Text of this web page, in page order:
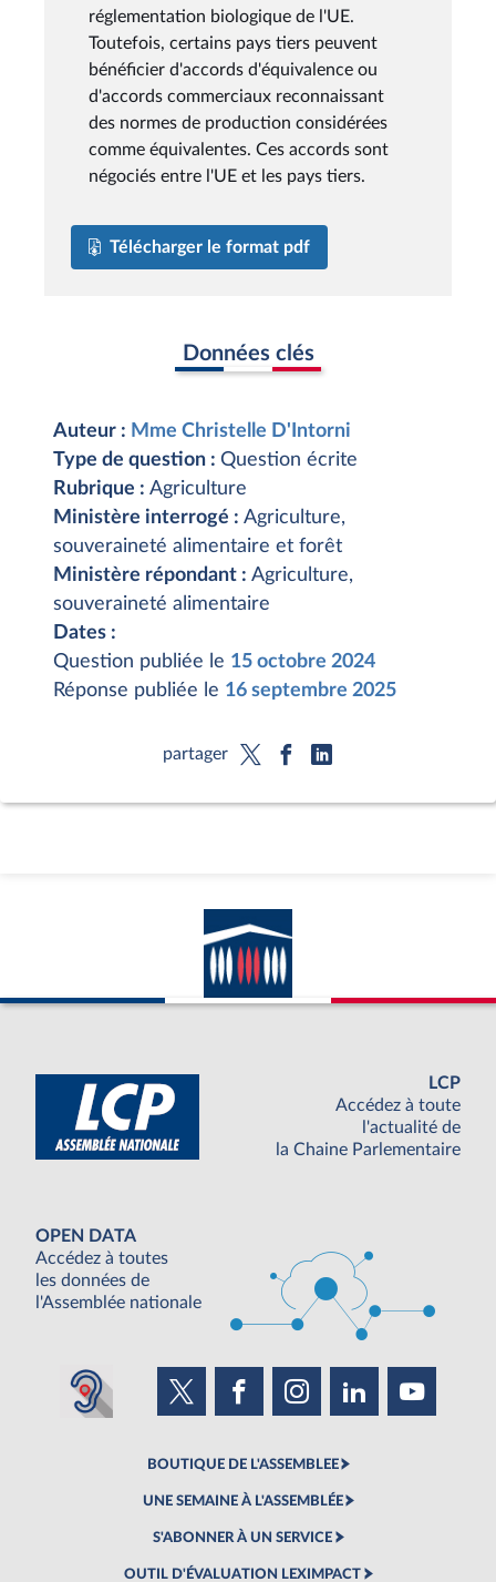
réglementation biologique de l'UE.
Toutefois, certains pays tiers peuvent
bénéficier d'accords d'équivalence ou
d'accords commerciaux reconnaissant
des normes de production considérées
comme équivalentes. Ces accords sont
négociés entre l'UE et les pays tiers.
Télécharger le format pdf
Données clés
Auteur : Mme Christelle D'Intorni
Type de question : Question écrite
Rubrique : Agriculture
Ministère interrogé : Agriculture,
souveraineté alimentaire et forêt
Ministère répondant : Agriculture,
souveraineté alimentaire
Dates :
Question publiée le 15 octobre 2024
Réponse publiée le 16 septembre 2025
partager
LCP
Accédez à toute
l'actualité de
la Chaine Parlementaire
OPEN DATA
Accédez à toutes
les données de
l'Assemblée nationale
BOUTIQUE DE L'ASSEMBLEE
UNE SEMAINE À L'ASSEMBLÉE
S'ABONNER À UN SERVICE
OUTIL D'ÉVALUATION LEXIMPACT